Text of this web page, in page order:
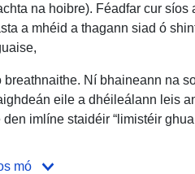
na hoibre). Féadfar cur
a mhéid a thagann siad ó
breathnaithe. Ní bhaineann na
eile a dhéileálann leis
den imlíne staidéir “limistéir
mó